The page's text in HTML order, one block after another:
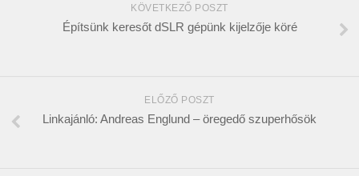
KÖVETKEZŐ POSZT
Építsünk keresőt dSLR gépünk kijelzője köré
ELŐZŐ POSZT
Linkajánló: Andreas Englund – öregedő szuperhősök